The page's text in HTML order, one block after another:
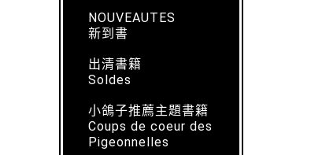
NOUVEAUTES
新到書
出清書籍
Soldes
小鴿子推薦主題書籍
Coups de coeur des
Pigeonnelles